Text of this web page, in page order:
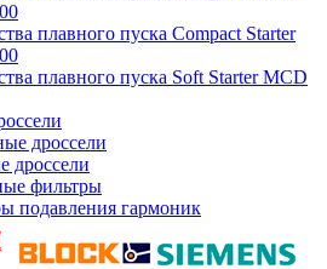
плавного пуска Compact Starter
плавного пуска Soft Starter MCD
дроссели
дроссели
фильтры
подавления гармоник